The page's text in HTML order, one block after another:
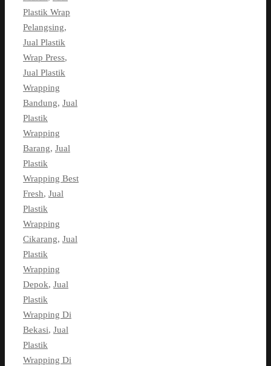
Plastik Wrap
Pelangsing,
Jual Plastik
Wrap Press,
Jual Plastik
Wrapping
Bandung, Jual
Plastik
Wrapping
Barang, Jual
Plastik
Wrapping Best
Fresh, Jual
Plastik
Wrapping
Cikarang, Jual
Plastik
Wrapping
Depok, Jual
Plastik
Wrapping Di
Bekasi, Jual
Plastik
Wrapping Di